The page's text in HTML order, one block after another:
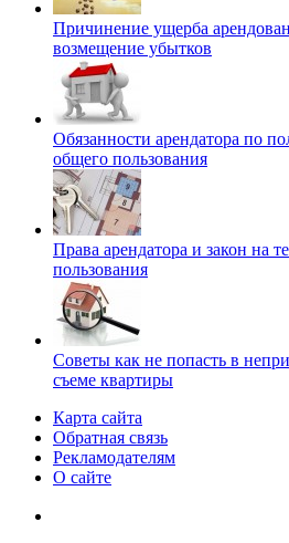
Причинение ущерба
возмещение убытков
Обязанности арендатора по
общего пользования
Права арендатора и закон на
пользования
Советы как не попасть в
съеме квартиры
Карта сайта
Обратная связь
Рекламодателям
О сайте